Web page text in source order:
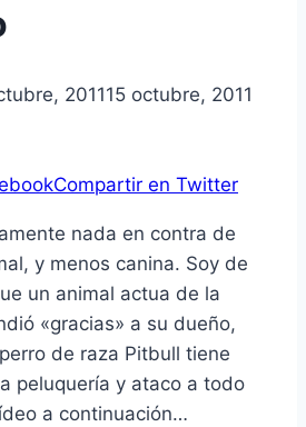
201115 octubre, 2011
Compartir en Twitter
nada en contra de
y menos canina. Soy de
un animal actua de la
«gracias» a su dueño,
de raza Pitbull tiene
peluquerí­a y ataco a todo
a continuación…